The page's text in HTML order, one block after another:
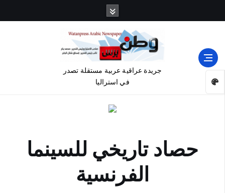
جريدة عراقية عربية مستقلة تصدر
في استراليا
حصاد تاريخي للسينما
الفرنسية